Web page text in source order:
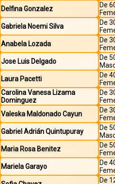
Delfina Gonzalez
De
Gabriela Noemi Silva
De
Anabela Lozada
De
Jose Luis Delgado
De
Laura Pacetti
De
Carolina Vanesa Lizama
Dominguez
De
Valeska Maldonado Cayun
De
Gabriel Adrián Quintupuray
De
Maria Rosa Benitez
De
Mariela Garayo
De
De